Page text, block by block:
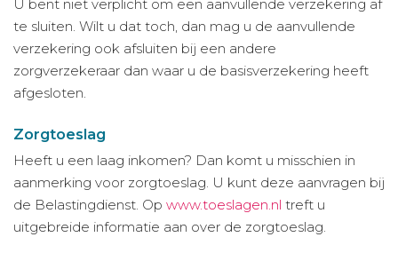
U bent niet verplicht om een aanvullende verzekering af
te sluiten. Wilt u dat toch, dan mag u de aanvullende
verzekering ook afsluiten bij een andere
zorgverzekeraar dan waar u de basisverzekering heeft
afgesloten.
Zorgtoeslag
Heeft u een laag inkomen? Dan komt u misschien in
aanmerking voor zorgtoeslag. U kunt deze aanvragen bij
de Belastingdienst. Op www.toeslagen.nl treft u
uitgebreide informatie aan over de zorgtoeslag.